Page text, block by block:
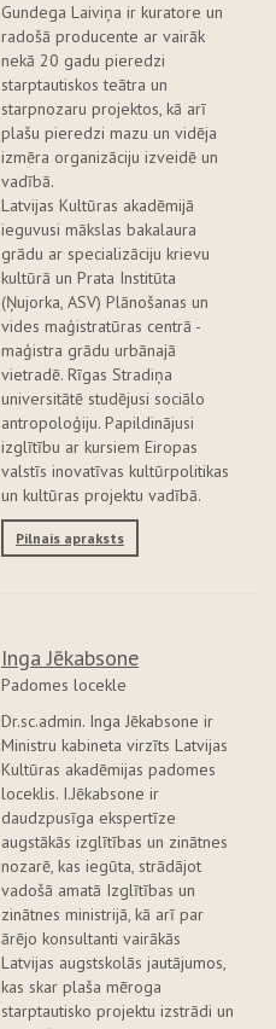
Gundega Laiviņa ir kuratore un
radošā producente ar vairāk
nekā 20 gadu pieredzi
starptautiskos teātra un
starpnozaru projektos, kā arī
plašu pieredzi mazu un vidēja
izmēra organizāciju izveidē un
vadībā.
Latvijas Kultūras akadēmijā
ieguvusi mākslas bakalaura
grādu ar specializāciju krievu
kultūrā un Prata Institūta
(Ņujorka, ASV) Plānošanas un
vides maģistratūras centrā -
maģistra grādu urbānajā
vietradē. Rīgas Stradiņa
universitātē studējusi sociālo
antropoloģiju. Papildinājusi
izglītību ar kursiem Eiropas
valstīs inovatīvas kultūrpolitikas
un kultūras projektu vadībā.
Pilnais apraksts
Inga Jēkabsone
Padomes locekle
Dr.sc.admin. Inga Jēkabsone ir
Ministru kabineta virzīts Latvijas
Kultūras akadēmijas padomes
loceklis. I.Jēkabsone ir
daudzpusīga ekspertīze
augstākās izglītības un zinātnes
nozarē, kas iegūta, strādājot
vadošā amatā Izglītības un
zinātnes ministrijā, kā arī par
ārējo konsultanti vairākās
Latvijas augstskolās jautājumos,
kas skar plaša mēroga
starptautisko projektu izstrādi un